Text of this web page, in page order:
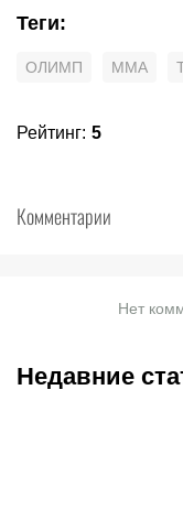
Теги:
ОЛИМП MMA
Рейтинг: 5
Комментарии
Нет
Недавние